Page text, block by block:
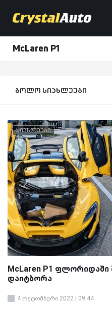
McLaren P1
ბოლო სიახლეები
სიახლეები
McLaren P1
დაიტბორა
4 ოქტომბერი 2022 | 09:44